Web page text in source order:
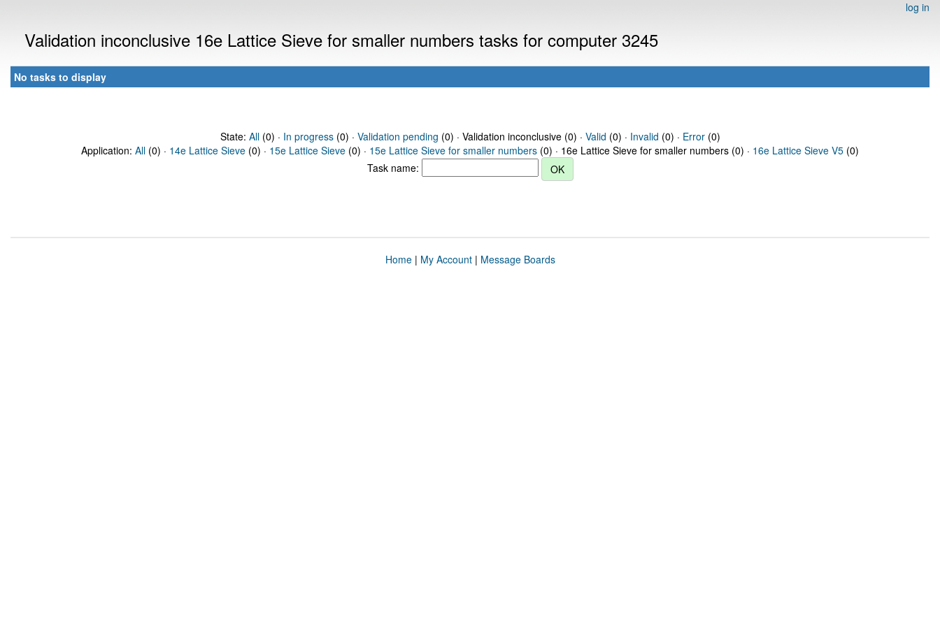
log in
Validation inconclusive 16e Lattice Sieve for smaller numbers tasks for computer 3245
No tasks to display
State: All(0) · In progress(0) · Validation pending (0) · Validation inconclusive (0) · Valid (0) · Invalid (0) · Error(0)
Application: All (0) · 14e Lattice Sieve (0) · 15e Lattice Sieve (0) · 15e Lattice Sieve for smaller numbers (0) · 16e Lattice Sieve for smaller numbers (0) · 16e Lattice Sieve V5 (0)
Task name:
Home| My Account| Message Boards